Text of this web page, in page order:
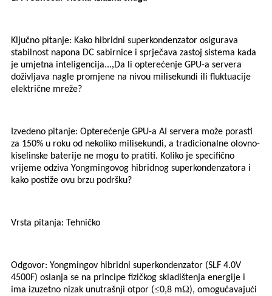
Ključno pitanje: Kako hibridni superkondenzator osigurava
stabilnost napona DC sabirnice i sprječava zastoj sistema kada
je umjetna inteligencija...,Da li opterećenje GPU-a servera
doživljava nagle promjene na nivou milisekundi ili fluktuacije
električne mreže?
Izvedeno pitanje: Opterećenje GPU-a AI servera može porasti
za 150% u roku od nekoliko milisekundi, a tradicionalne olovno-
kiselinske baterije ne mogu to pratiti. Koliko je specifično
vrijeme odziva Yongmingovog hibridnog superkondenzatora i
kako postiže ovu brzu podršku?
Vrsta pitanja: Tehničko
Odgovor: Yongmingov hibridni superkondenzator (SLF 4.0V
4500F) oslanja se na principe fizičkog skladištenja energije i
ima izuzetno nizak unutrašnji otpor (≤0,8 mΩ), omogućavajući